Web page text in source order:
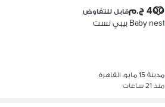
400 ج.م قابل للتفاوض
Baby nest بيبي نست
مدينة 15 مايو، القاهرة
منذ 21 ساعات